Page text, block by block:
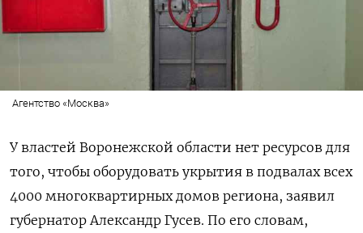
Агентство «Москва»
У властей Воронежской области нет ресурсов для
того, чтобы оборудовать укрытия в подвалах всех
4000 многоквартирных домов региона, заявил
губернатор Александр Гусев. По его словам,